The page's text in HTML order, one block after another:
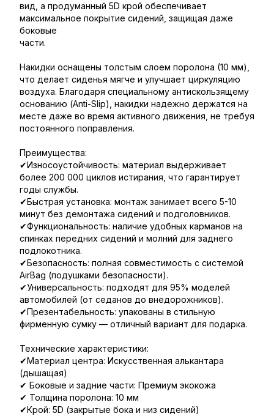
вид, а продуманный 5D крой обеспечивает
максимальное покрытие сидений, защищая даже
боковые
части.
Накидки оснащены толстым слоем поролона (10 мм),
что делает сиденья мягче и улучшает циркуляцию
воздуха. Благодаря специальному антискользящему
основанию (Anti-Slip), накидки надежно держатся на
месте даже во время активного движения, не требуя
постоянного поправления.
Преимущества:
✔Износоустойчивость: материал выдерживает
более 200 000 циклов истирания, что гарантирует
годы службы.
✔Быстрая установка: монтаж занимает всего 5-10
минут без демонтажа сидений и подголовников.
✔Функциональность: наличие удобных карманов на
спинках передних сидений и молний для заднего
подлокотника.
✔Безопасность: полная совместимость с системой
AirBag (подушками безопасности).
✔Универсальность: подходят для 95% моделей
автомобилей (от седанов до внедорожников).
✔Презентабельность: упакованы в стильную
фирменную сумку — отличный вариант для подарка.
Технические характеристики:
✔Материал центра: Искусственная алькантара
(дышащая)
✔ Боковые и задние части: Премиум экокожа
✔ Толщина поролона: 10 мм
✔Крой: 5D (закрытые бока и низ сидений)